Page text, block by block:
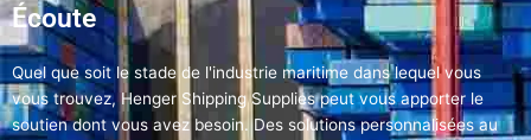
Écoute
Quel que soit le stade de l'industrie maritime dans lequel vous
vous trouvez, Henger Shipping Supplies peut vous apporter le
soutien dont vous avez besoin. Des solutions personnalisées au